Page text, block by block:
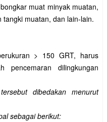
muat minyak muatan,
muatan, dan lain-lain.
> 150 GRT, harus
pencemaran dilingkungan
dibedakan menurut
sebagai berikut: